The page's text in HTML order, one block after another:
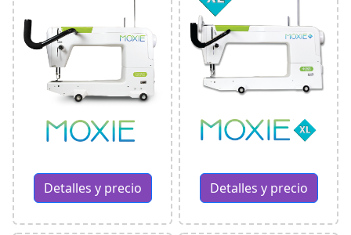
Detalles y precio Detalles y precio